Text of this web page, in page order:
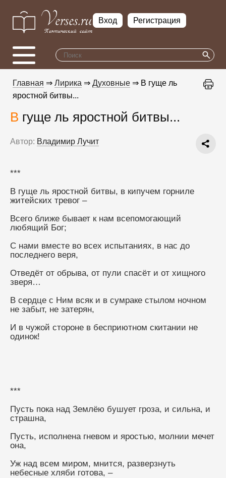
Вход Регистрация
Главная ⇒ Лирика ⇒ Духовные ⇒ В гуще ль
яростной битвы...
В гуще ль яростной битвы...
Автор: Владимир Лучит
***
В гуще ль яростной битвы, в кипучем горниле
житейских тревог –
Всего ближе бывает к нам всепомогающий
любящий Бог;
С нами вместе во всех испытаниях, в нас до
последнего веря,
Отведёт от обрыва, от пули спасёт и от хищного
зверя…
В сердце с Ним всяк и в сумраке стылом ночном
не забыт, не затерян,
И в чужой стороне в бесприютном скитании не
одинок!
***
Пусть пока над Землёю бушует гроза, и сильна, и
страшна,
Пусть, исполнена гневом и яростью, молнии мечет
она,
Уж над всем миром, мнится, разверзнуть
небесные хляби готова, –